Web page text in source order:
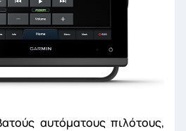
αυτόματους πιλότους,